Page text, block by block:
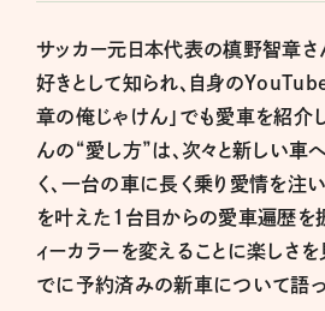
サッカー元日本代表の槙野智章
好きとして知られ、自身の
章の俺じゃけん」でも愛車を紹介
んの“愛し方”は、次々と新しい車
く、一台の車に長く乗り愛情を注
を叶えた1台目からの愛車遍歴を
ィーカラーを変えることに楽しさ
でに予約済みの新車について語っ